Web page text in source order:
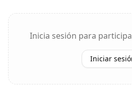
Inicia sesión para
Iniciar